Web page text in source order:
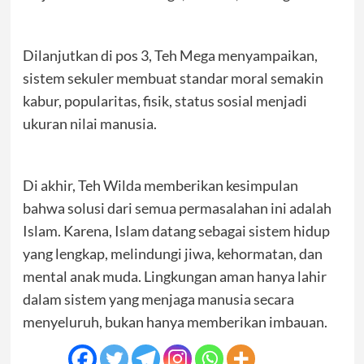
Dilanjutkan di pos 3, Teh Mega menyampaikan,
sistem sekuler membuat standar moral semakin
kabur, popularitas, fisik, status sosial menjadi
ukuran nilai manusia.
Di akhir, Teh Wilda memberikan kesimpulan
bahwa solusi dari semua permasalahan ini adalah
Islam. Karena, Islam datang sebagai sistem hidup
yang lengkap, melindungi jiwa, kehormatan, dan
mental anak muda. Lingkungan aman hanya lahir
dalam sistem yang menjaga manusia secara
menyeluruh, bukan hanya memberikan imbauan.